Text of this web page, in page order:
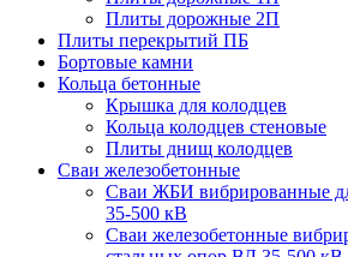
Плиты дорожные 2П
Плиты перекрытий ПБ
Бортовые камни
Кольца бетонные
Крышка для колодцев
Кольца колодцев стеновые
Плиты днищ колодцев
Сваи железобетонные
Сваи ЖБИ вибрированные
35-500 кВ
Сваи железобетонные